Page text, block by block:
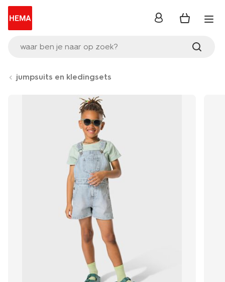
waar ben je naar op zoek?
inloggen
jumpsuits en kledingsets